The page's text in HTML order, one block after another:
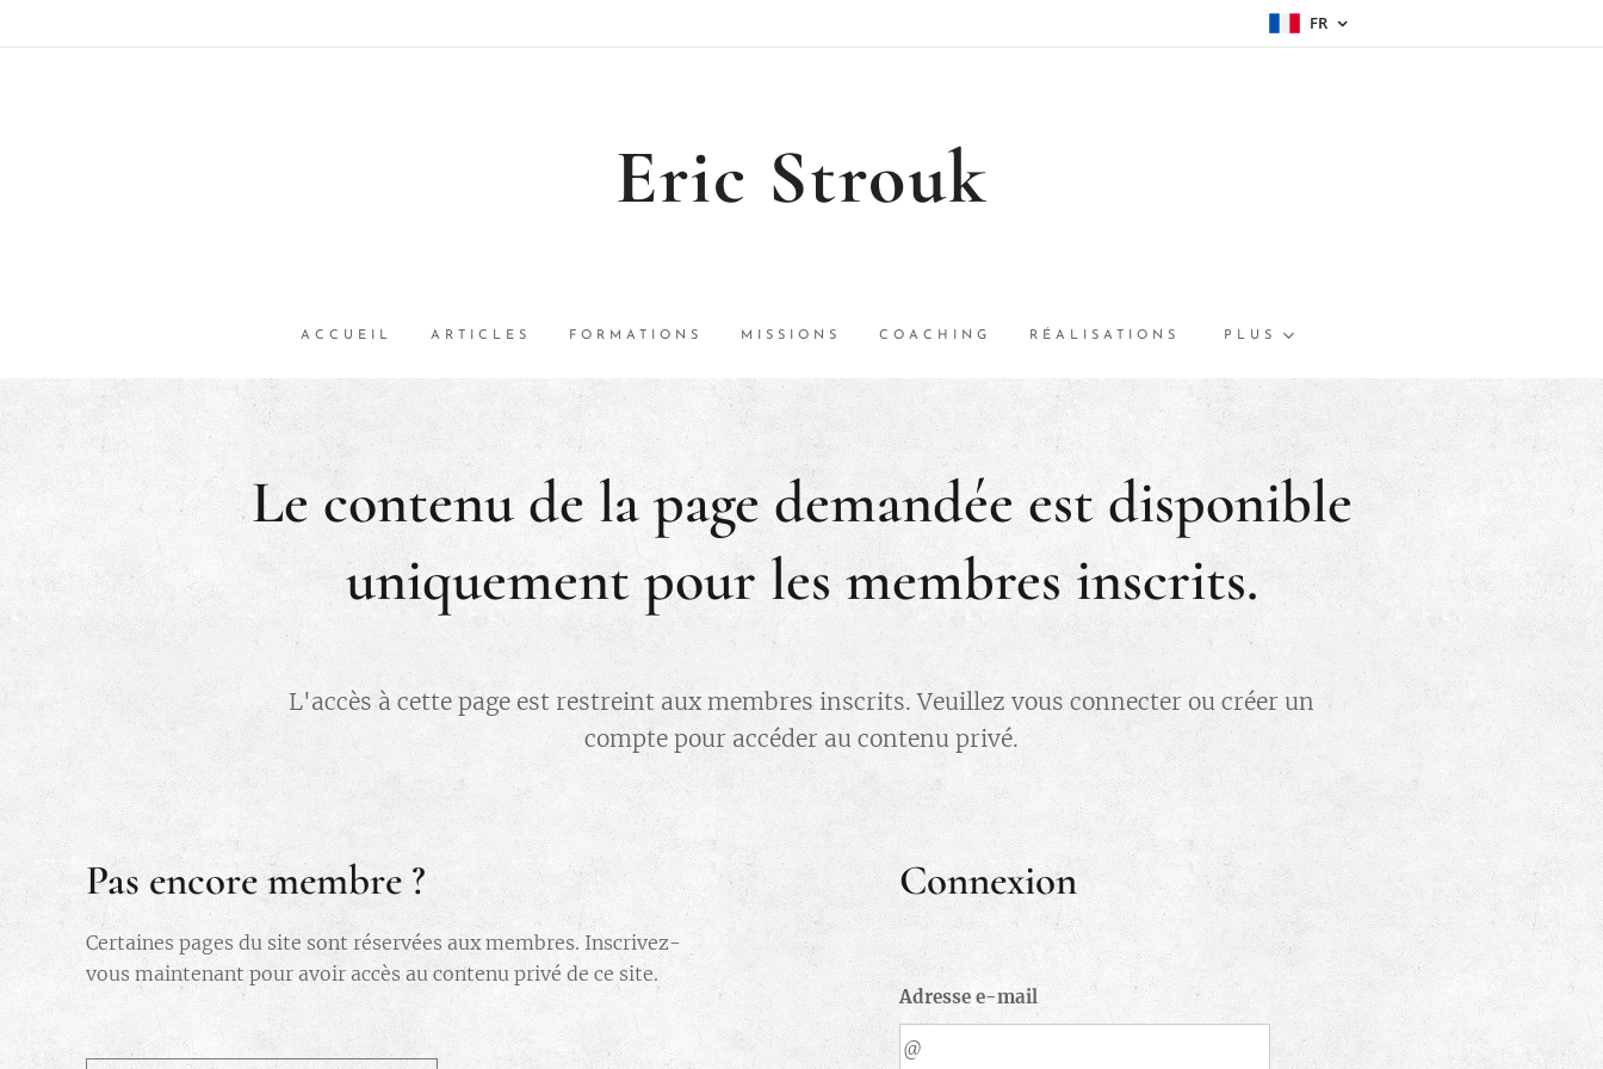
FR
Eric Strouk
ACCUEIL ARTICLES FORMATIONS MISSIONS COACHING RÉALISATIONS PLUS
Le contenu de la page demandée est disponible
uniquement pour les membres inscrits.
L'accès à cette page est restreint aux membres inscrits. Veuillez vous connecter ou créer un
compte pour accéder au contenu privé.
Pas encore membre ?
Certaines pages du site sont réservées aux membres. Inscrivez-
vous maintenant pour avoir accès au contenu privé de ce site.
Connexion
Adresse e-mail